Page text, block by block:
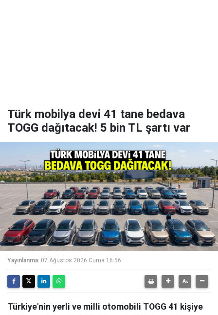
Türk mobilya devi 41 tane bedava
TOGG dağıtacak! 5 bin TL şartı var
Yayınlanma: 07 Ağustos 2026 Cuma 16:56
Türkiye'nin yerli ve milli otomobili TOGG 41 kişiye